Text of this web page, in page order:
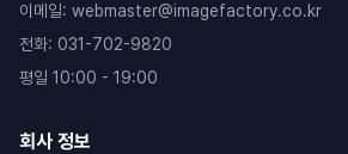
이메일: webmaster@imagefactory.co.kr
전화: 031-702-9820
평일 10:00 - 19:00
회사 정보